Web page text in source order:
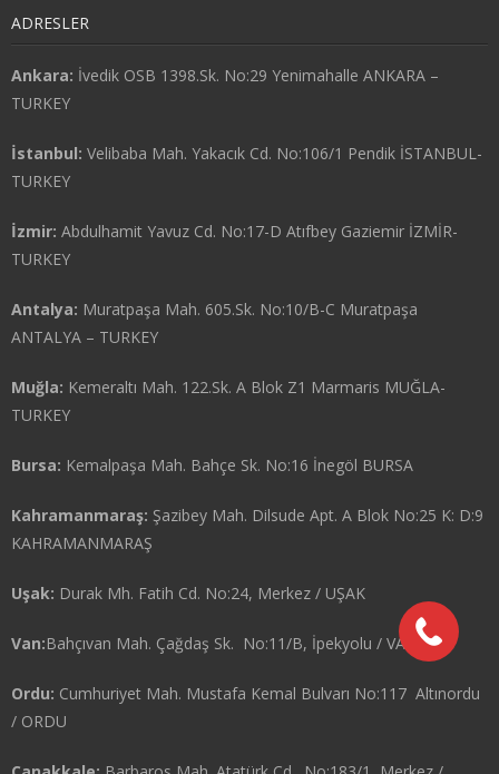
ADRESLER
Ankara: İvedik OSB 1398.Sk. No:29 Yenimahalle ANKARA –
TURKEY
İstanbul: Velibaba Mah. Yakacık Cd. No:106/1 Pendik İSTANBUL-
TURKEY
İzmir: Abdulhamit Yavuz Cd. No:17-D Atıfbey Gaziemir İZMİR-
TURKEY
Antalya: Muratpaşa Mah. 605.Sk. No:10/B-C Muratpaşa
ANTALYA – TURKEY
Muğla: Kemeraltı Mah. 122.Sk. A Blok Z1 Marmaris MUĞLA-
TURKEY
Bursa: Kemalpaşa Mah. Bahçe Sk. No:16 İnegöl BURSA
Kahramanmaraş: Şazibey Mah. Dilsude Apt. A Blok No:25 K: D:9
KAHRAMANMARAŞ
Uşak: Durak Mh. Fatih Cd. No:24, Merkez / UŞAK
Van:Bahçıvan Mah. Çağdaş Sk. No:11/B, İpekyolu / VAN
Ordu: Cumhuriyet Mah. Mustafa Kemal Bulvarı No:117 Altınordu
/ ORDU